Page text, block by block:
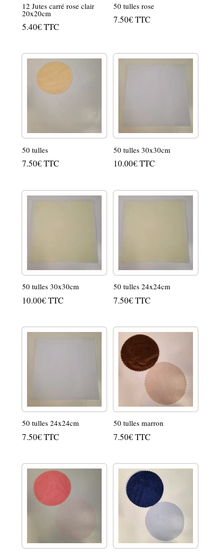
12 Jutes carré rose clair
20x20cm
5.40€TTC
50 tulles rose
7.50€TTC
50 tulles
7.50€TTC
50 tulles 30x30cm
10.00€TTC
50 tulles 30x30cm
10.00€TTC
50 tulles 24x24cm
7.50€TTC
50 tulles 24x24cm
7.50€TTC
50 tulles marron
7.50€TTC